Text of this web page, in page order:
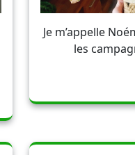
Je m’appelle
les